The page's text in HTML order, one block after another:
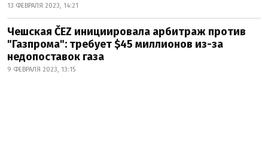
13 ФЕВРАЛЯ 2023, 14:21
Чешская ČEZ инициировала арбитраж против
"Газпрома": требует $45 миллионов из-за
недопоставок газа
9 ФЕВРАЛЯ 2023, 13:15